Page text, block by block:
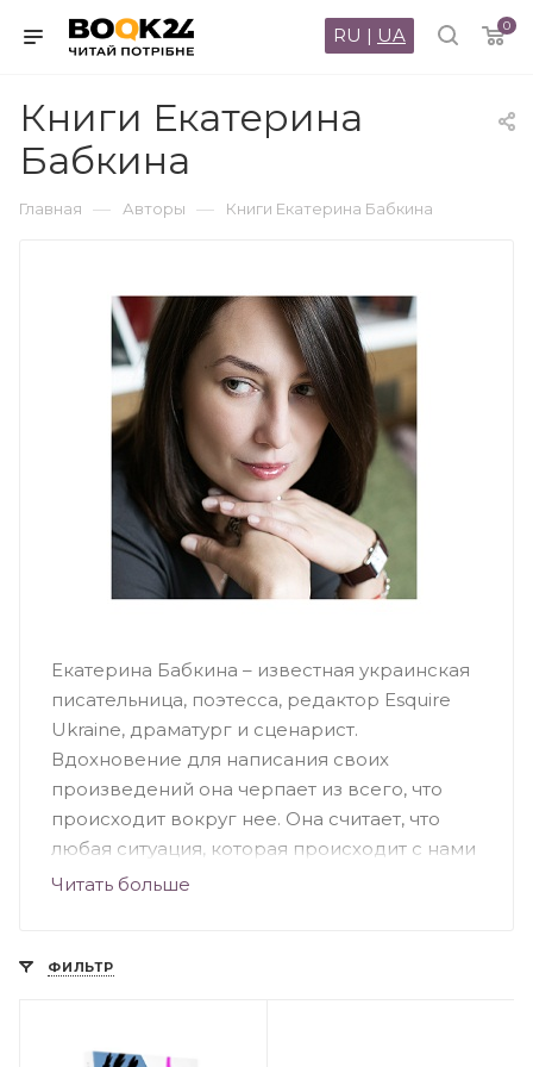
0
RU | UA
Книги Екатерина
Бабкина
Главная — Авторы — Книги Екатерина Бабкина
Екатерина Бабкина – известная украинская
писательница, поэтесса, редактор Esquire
Ukraine, драматург и сценарист.
Вдохновение для написания своих
произведений она черпает из всего, что
происходит вокруг нее. Она считает, что
любая ситуация, которая происходит с нами
является элементом чуда и учит нас видеть
свои произведения, и скорее всего, именно
Читать больше
ФИЛЬТР